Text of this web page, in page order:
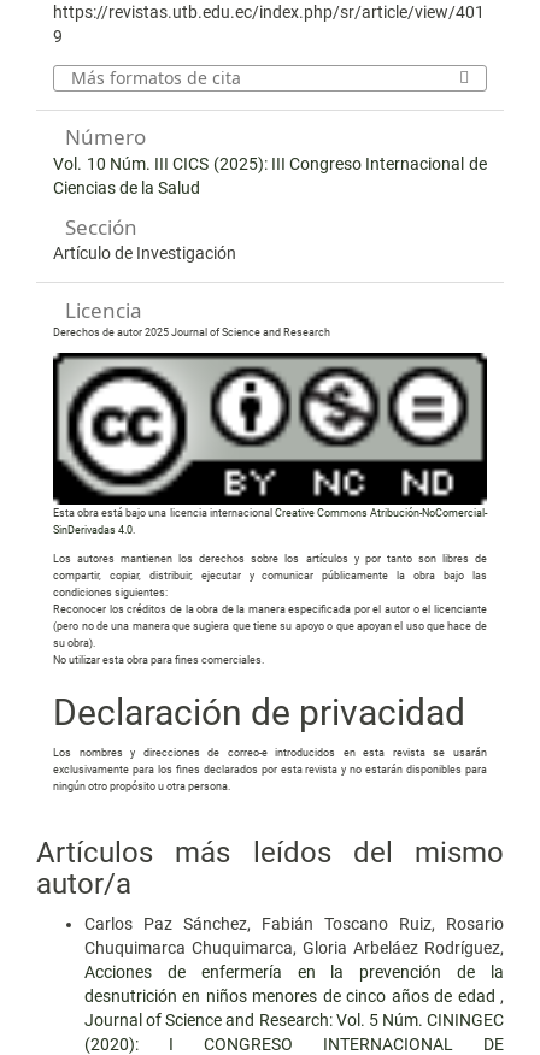
https://revistas.utb.edu.ec/index.php/sr/article/view/401
9
Más formatos de cita
Número
Vol. 10 Núm. III CICS (2025): III Congreso Internacional de
Ciencias de la Salud
Sección
Artículo de Investigación
Licencia
Derechos de autor 2025 Journal of Science and Research
Esta obra está bajo una licencia internacionalCreative Commons Atribución-NoComercial-
SinDerivadas 4.0.
Los autores mantienen los derechos sobre los artículos y por tanto son libres de
compartir, copiar, distribuir, ejecutar y comunicar públicamente la obra bajo las
condiciones siguientes:
Reconocer los créditos de la obra de la manera especificada por el autor o el licenciante
(pero no de una manera que sugiera que tiene su apoyo o que apoyan el uso que hace de
su obra).
No utilizar esta obra para fines comerciales.
Declaración de privacidad
Los nombres y direcciones de correo-e introducidos en esta revista se usarán
exclusivamente para los fines declarados por esta revista y no estarán disponibles para
ningún otro propósito u otra persona.
Artículos más leídos del mismo
autor/a
Carlos Paz Sánchez, Fabián Toscano Ruiz, Rosario
Chuquimarca Chuquimarca, Gloria Arbeláez Rodríguez,
Acciones de enfermería en la prevención de la
desnutrición en niños menores de cinco años de edad ,
Journal of Science and Research: Vol. 5 Núm. CININGEC
(2020): I CONGRESO INTERNACIONAL DE